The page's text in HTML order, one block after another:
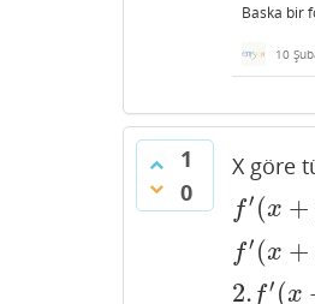
Baska bir
10
1
0
X göre
f′ (x +
f′(x+y −f
f′ (x +
f′(x+y +f
2. f′ (x
2.f ′(x+y